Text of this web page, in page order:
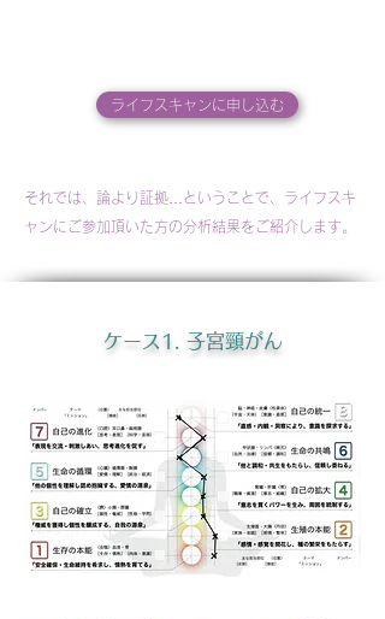
ライフスキャンに申し込む
それでは、論より証拠…ということで、 ライフスキ
ャンにご参加頂いた方の分析結果をご紹介します。
ケース1. 子宮頸がん